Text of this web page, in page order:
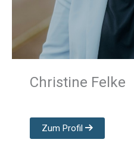
Christine Felke
Zum Profil